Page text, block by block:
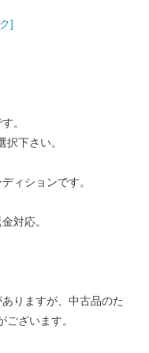
]
。
下さい。
ィションです。
対応。
りますが、中古品のた
ざいます。